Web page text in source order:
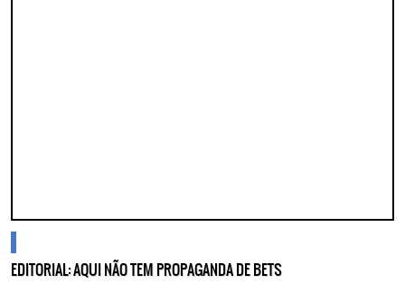
EDITORIAL: AQUI NÃO TEM PROPAGANDA DE BETS